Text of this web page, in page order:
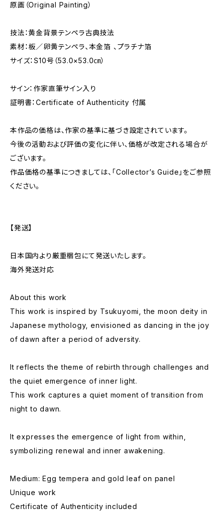
原画（Original Painting）
技法：黄金背景テンペラ古典技法
素材：板／卵黄テンペラ、本金箔 、プラチナ箔
サイズ：S10号（53.0×53.0㎝）
サイン：作家直筆サイン入り
証明書：Certificate of Authenticity 付属
本作品の価格は、作家の基準に基づき設定されています。
今後の活動および評価の変化に伴い、価格が改定される場合が
ございます。
作品価格の基準につきましては、「Collector’s Guide」をご参照
ください。
【発送】
日本国内より厳重梱包にて発送いたします。
海外発送対応
About this work
This work is inspired by Tsukuyomi, the moon deity in
Japanese mythology, envisioned as dancing in the joy
of dawn after a period of adversity.
It reflects the theme of rebirth through challenges and
the quiet emergence of inner light.
This work captures a quiet moment of transition from
night to dawn.
It expresses the emergence of light from within,
symbolizing renewal and inner awakening.
Medium: Egg tempera and gold leaf on panel
Unique work
Certificate of Authenticity included